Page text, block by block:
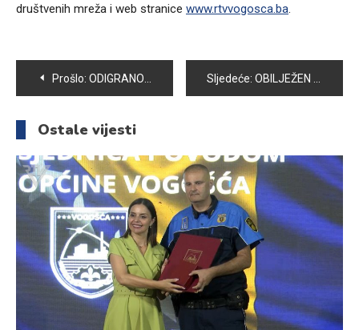
društvenih mreža i web stranice www.rtvvogosca.ba.
Navigacija
članaka
Prošlo: ODIGRANO 9.KOLO DRUGE FEDERALNE LIGE U SJEDEĆOJ ODBOJCI – GOSTI IZ BREZE USPJEŠNIJI OD SIOK VOGOŠĆA Sljedeće: OBILJEŽEN DAN POLICIJE KS
Ostale vijesti